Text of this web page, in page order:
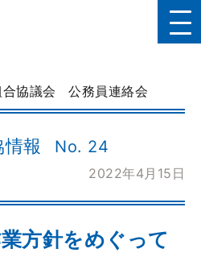
協議会 公務員連絡会
報 No. 24
2022年4月15日
方針をめぐって